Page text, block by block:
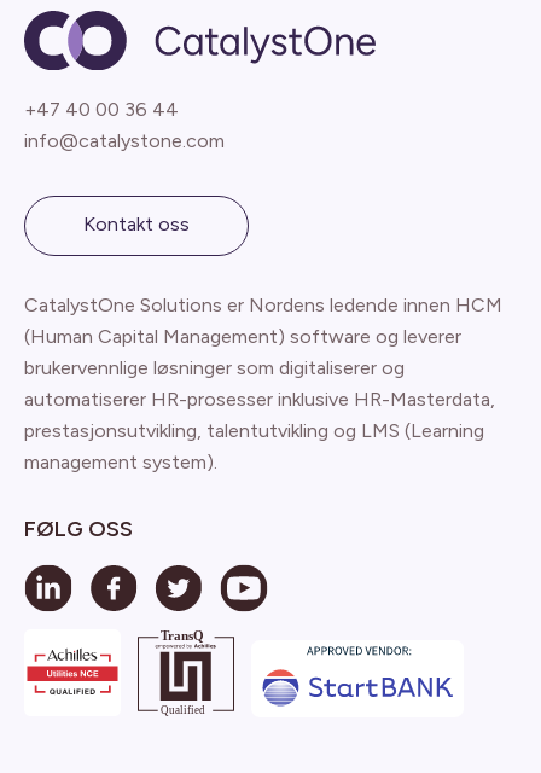
+47 40 00 36 44
info@catalystone.com
Kontakt oss
CatalystOne Solutions er Nordens ledende innen HCM
(Human Capital Management) software og leverer
brukervennlige løsninger som digitaliserer og
automatiserer HR-prosesser inklusive HR-Masterdata,
prestasjonsutvikling, talentutvikling og LMS (Learning
management system).
FØLG OSS